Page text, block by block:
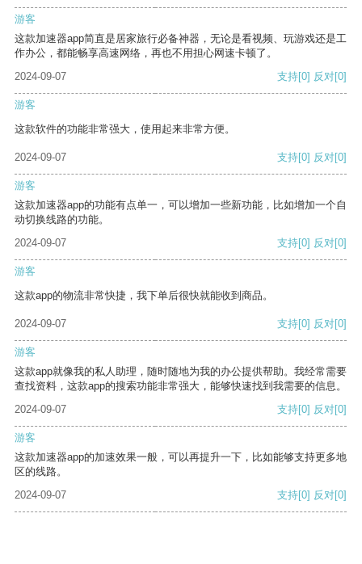
游客
这款加速器app简直是居家旅行必备神器，无论是看视频、玩游戏还是工
作办公，都能畅享高速网络，再也不用担心网速卡顿了。
2024-09-07
支持[0] 反对[0]
游客
这款软件的功能非常强大，使用起来非常方便。
2024-09-07 支持[0] 反对[0]
游客
这款加速器app的功能有点单一，可以增加一些新功能，比如增加一个自
动切换线路的功能。
2024-09-07
支持[0] 反对[0]
游客
这款app的物流非常快捷，我下单后很快就能收到商品。
2024-09-07 支持[0] 反对[0]
游客
这款app就像我的私人助理，随时随地为我的办公提供帮助。我经常需要
查找资料，这款app的搜索功能非常强大，能够快速找到我需要的信息。
2024-09-07
支持[0] 反对[0]
游客
这款加速器app的加速效果一般，可以再提升一下，比如能够支持更多地
区的线路。
2024-09-07
支持[0] 反对[0]